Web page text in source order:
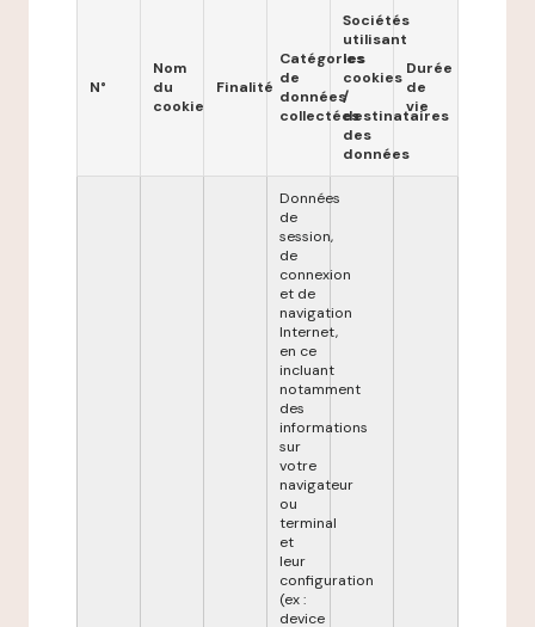
N°
Nom
du
cookie
Finalité
Catégories
de
données
collectées
Sociétés
utilisant
les
cookies
/
destinataires
des
données
Durée
de
vie
Données
de
session,
de
connexion
et de
navigation
Internet,
en ce
incluant
notamment
des
informations
sur
votre
navigateur
ou
terminal
et
leur
configuration
(ex :
device